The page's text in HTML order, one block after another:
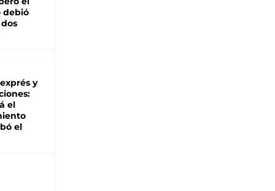
debió
y
el
el